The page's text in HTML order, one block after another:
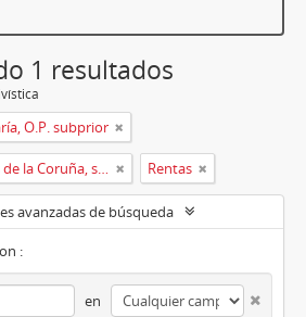
1 resultados
O.P. subprior
Nombres de dominicos de la Coruña, siglos XVII y XVIII Rentas
avanzadas de búsqueda
:
en